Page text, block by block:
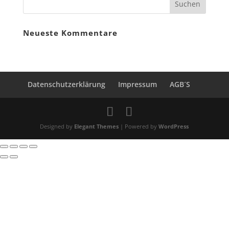
Neueste Kommentare
Datenschutzerklärung Impressum AGB´S
Designed by Elegant Themes | Powered byWordPress